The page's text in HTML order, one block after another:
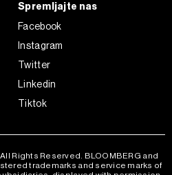
Spremljajte nas
Facebook
Instagram
Twitter
Linkedin
Tiktok
Rights Reserved. BLOOMBERG and
trademarks and service marks of